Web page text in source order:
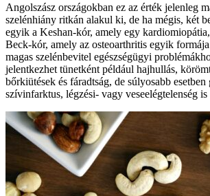
Angolszász országokban ez az érték jelenleg
szelénhiány ritkán alakul ki, de ha mégis, két
egyik a Keshan-kór, amely egy
Beck-kór, amely az osteoarthritis egyik
magas szelénbevitel egészségügyi
jelentkezhet tünetként például hajhullás,
bőrkiütések és fáradtság, de súlyosabb
szívinfarktus, légzési- vagy veseelégtelenség